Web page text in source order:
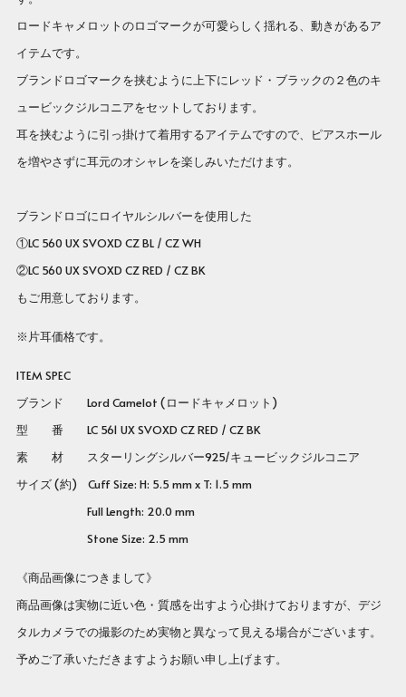
ロードキャメロットのロゴマークが可愛らしく揺れる、動きがあるア
イテムです。
ブランドロゴマークを挟むように上下にレッド・ブラックの２色のキ
ュービックジルコニアをセットしております。
耳を挟むように引っ掛けて着用するアイテムですので、ピアスホール
を増やさずに耳元のオシャレを楽しみいただけます。
ブランドロゴにロイヤルシルバーを使用した
①LC 560 UX SVOXD CZ BL / CZ WH
②LC 560 UX SVOXD CZ RED / CZ BK
もご用意しております。
※片耳価格です。
ITEM SPEC
ブランド Lord Camelot (ロードキャメロット)
型 番 LC 561 UX SVOXD CZ RED / CZ BK
素 材 スターリングシルバー925/キュービックジルコニア
サイズ (約) Cuff Size: H: 5.5 mm x T: 1.5 mm
Full Length: 20.0 mm
Stone Size: 2.5 mm
《商品画像につきまして》
商品画像は実物に近い色・質感を出すよう心掛けておりますが、デジ
タルカメラでの撮影のため実物と異なって見える場合がございます。
予めご了承いただきますようお願い申し上げます。